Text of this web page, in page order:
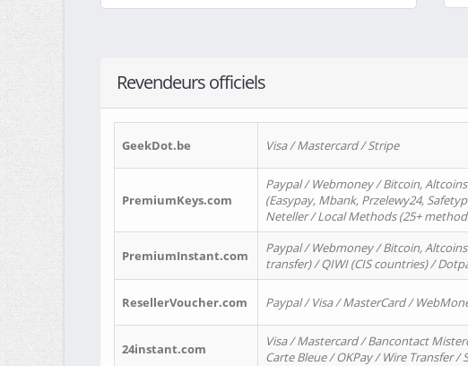
Revendeurs officiels
GeekDot.be Visa / Mastercard / Stripe
PremiumKeys.com
Paypal / Webmoney / Bitcoin, Altcoins
(Easypay, Mbank, Przelewy24,
Neteller / Local Methods (25+
PremiumInstant.com
Paypal / Webmoney / Bitcoin,
transfer) / QIWI (CIS countries) /
ResellerVoucher.com Paypal / Visa / MasterCard /
24instant.com
Visa / Mastercard / Bancontact
Carte Bleue / OKPay / Wire Transfer